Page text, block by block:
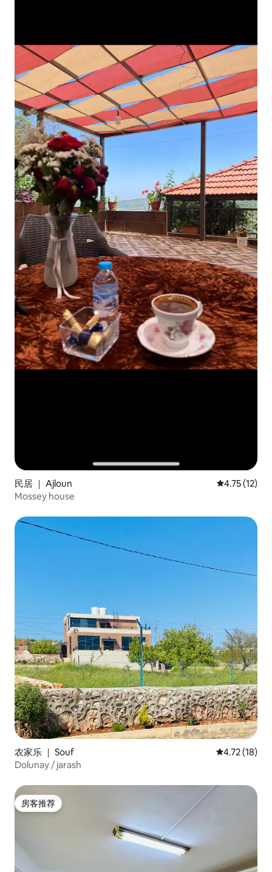
民居 ｜ Ajloun 平均评分
4.75 (12)
Mossey house
农家乐 ｜ Souf 平均评分
4.72 (18)
Dolunay / jarash
房客推荐
房客推荐